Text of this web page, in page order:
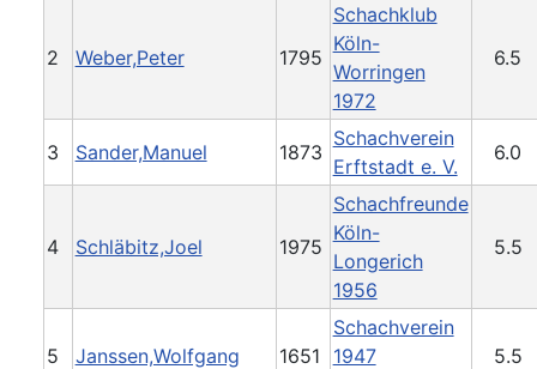
2 Weber,Peter 1795
Schachklub
Köln-
Worringen
1972
6.5
3 Sander,Manuel 1873
Schachverein
Erftstadt e. V.
6.0
4 Schläbitz,Joel 1975
Schachfreunde
Köln-
Longerich
1956
5.5
5 Janssen,Wolfgang 1651
Schachverein
1947
5.5